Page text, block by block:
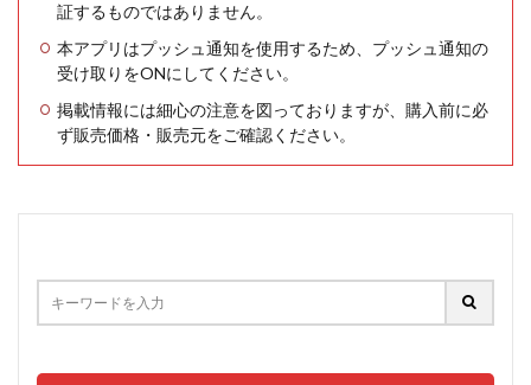
証するものではありません。
本アプリはプッシュ通知を使用するため、プッシュ通知の
受け取りをONにしてください。
掲載情報には細心の注意を図っておりますが、購入前に必
ず販売価格・販売元をご確認ください。